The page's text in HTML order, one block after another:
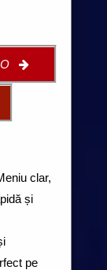
clar,
și
pe